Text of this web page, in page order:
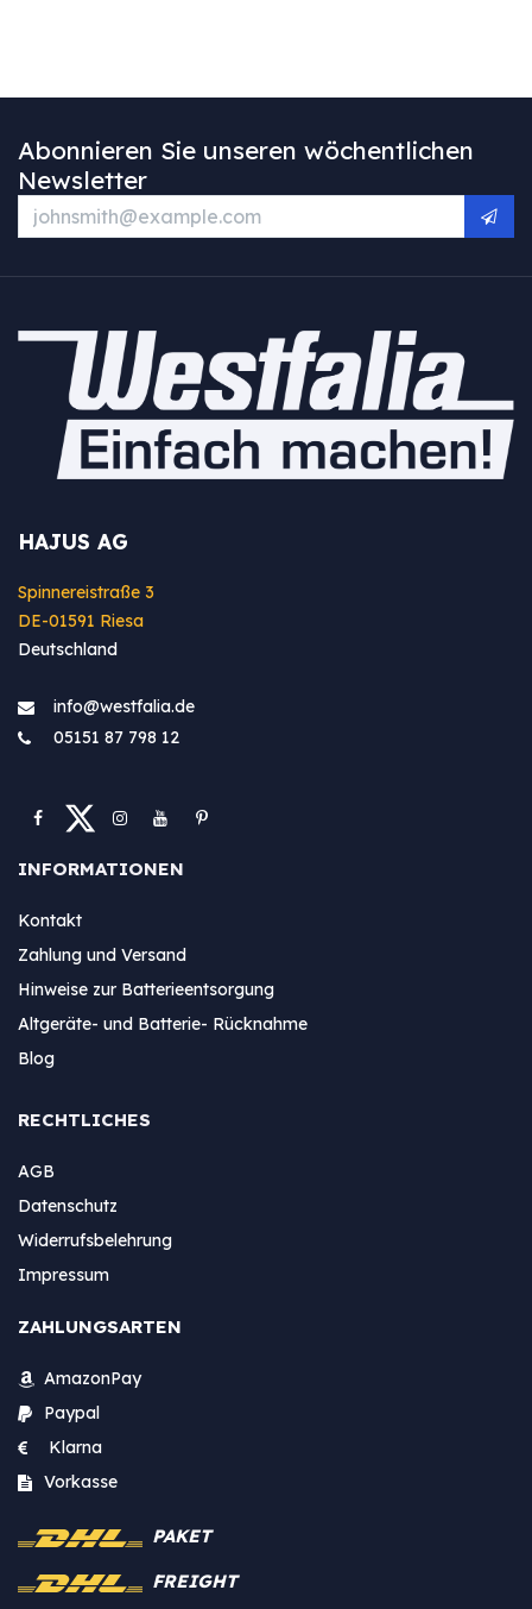
Abonnieren Sie unseren wöchentlichen
Newsletter
HAJUS AG
Spinnereistraße 3
DE-01591 Riesa
Deutschland
info@westfa​lia.de
05151 87 798 12
INFORMATIONEN
Kontakt
Zahlung und Versand
Hinweise zur Batterieentsorgung
Altgeräte- und Batterie- Rücknahme
Blog
RECHTLICHES
AGB
Datenschutz
Widerrufsbelehrung
Impressum
ZAHLUNGSARTEN
AmazonPay
Paypal
Klarna
Vorkasse
PAKET
FREIGHT